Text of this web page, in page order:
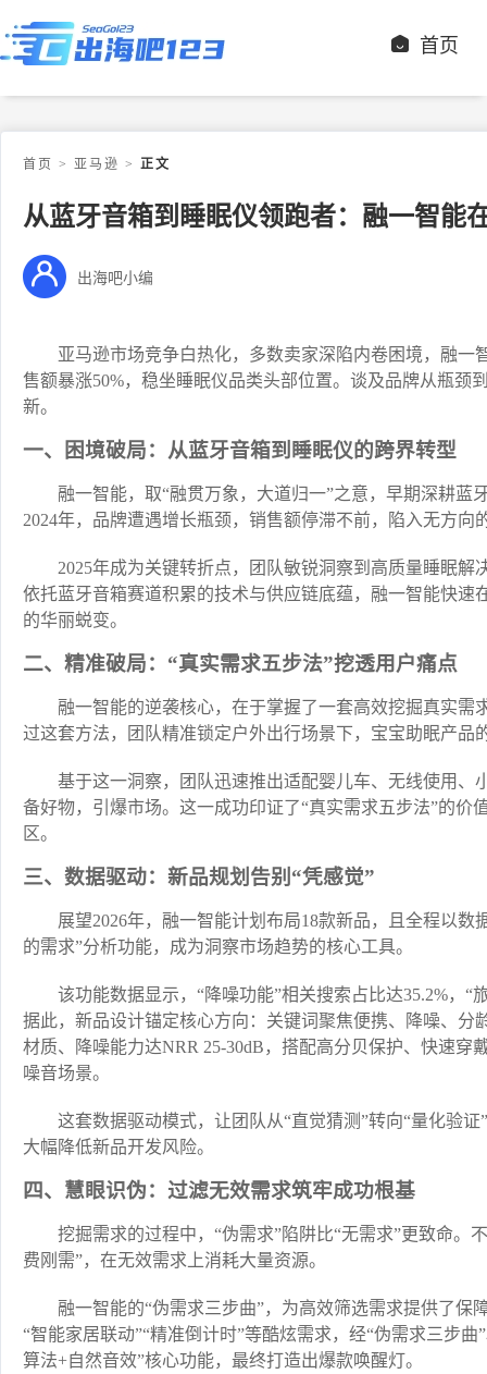
首页
首页 > 亚马逊 > 正文
从蓝牙音箱到睡眠仪领跑者：融一智能
出海吧小编
亚马逊市场竞争白热化，多数卖家深陷内卷困境，融
售额暴涨50%，稳坐睡眠仪品类头部位置。谈及品牌从瓶颈
新。
一、困境破局：从蓝牙音箱到睡眠仪的跨界转型
融一智能，取“融贯万象，大道归一”之意，早期深耕
2024年，品牌遭遇增长瓶颈，销售额停滞不前，陷入无方向
2025年成为关键转折点，团队敏锐洞察到高质量睡眠
依托蓝牙音箱赛道积累的技术与供应链底蕴，融一智能快速
的华丽蜕变。
二、精准破局：“真实需求五步法”挖透用户痛点
融一智能的逆袭核心，在于掌握了一套高效挖掘真实
过这套方法，团队精准锁定户外出行场景下，宝宝助眠产品
基于这一洞察，团队迅速推出适配婴儿车、无线使用
备好物，引爆市场。这一成功印证了“真实需求五步法”的
区。
三、数据驱动：新品规划告别“凭感觉”
展望2026年，融一智能计划布局18款新品，且全程以
的需求”分析功能，成为洞察市场趋势的核心工具。
该功能数据显示，“降噪功能”相关搜索占比达35.2%，
据此，新品设计锚定核心方向：关键词聚焦便携、降噪、分
材质、降噪能力达NRR 25-30dB，搭配高分贝保护、快速
噪音场景。
这套数据驱动模式，让团队从“直觉猜测”转向“量化验
大幅降低新品开发风险。
四、慧眼识伪：过滤无效需求筑牢成功根基
挖掘需求的过程中，“伪需求”陷阱比“无需求”更致命。
费刚需”，在无效需求上消耗大量资源。
融一智能的“伪需求三步曲”，为高效筛选需求提供了保
“智能家居联动”“精准倒计时”等酷炫需求，经“伪需求三步
算法+自然音效”核心功能，最终打造出爆款唤醒灯。